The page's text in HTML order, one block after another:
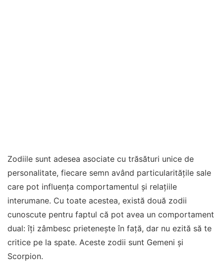
Zodiile sunt adesea asociate cu trăsături unice de
personalitate, fiecare semn având particularitățile sale
care pot influența comportamentul și relațiile
interumane. Cu toate acestea, există două zodii
cunoscute pentru faptul că pot avea un comportament
dual: îți zâmbesc prietenește în față, dar nu ezită să te
critice pe la spate. Aceste zodii sunt Gemeni și
Scorpion.